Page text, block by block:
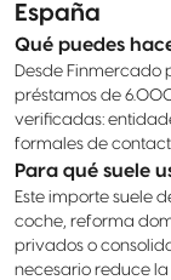
España
Qué puedes
Desde Finmercado
préstamos de
verificadas:
formales de
Para qué suele
Este importe suele
coche, reforma
privados o
necesario reduce